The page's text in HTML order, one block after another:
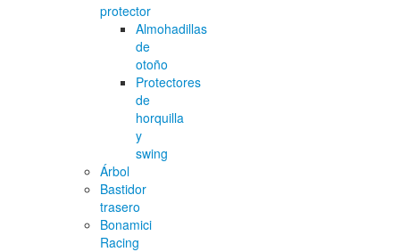
protector
Almohadillas
de
otoño
Protectores
de
horquilla
y
swing
Árbol
Bastidor
trasero
Bonamici
Racing